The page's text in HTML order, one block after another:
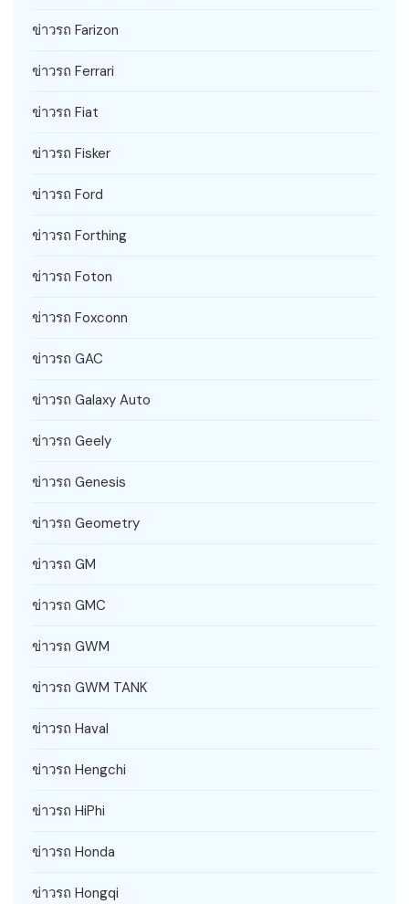
ข่าวรถ Farizon
ข่าวรถ Ferrari
ข่าวรถ Fiat
ข่าวรถ Fisker
ข่าวรถ Ford
ข่าวรถ Forthing
ข่าวรถ Foton
ข่าวรถ Foxconn
ข่าวรถ GAC
ข่าวรถ Galaxy Auto
ข่าวรถ Geely
ข่าวรถ Genesis
ข่าวรถ Geometry
ข่าวรถ GM
ข่าวรถ GMC
ข่าวรถ GWM
ข่าวรถ GWM TANK
ข่าวรถ Haval
ข่าวรถ Hengchi
ข่าวรถ HiPhi
ข่าวรถ Honda
ข่าวรถ Hongqi